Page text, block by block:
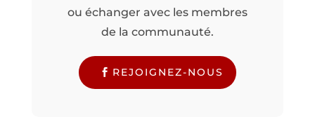
ou échanger avec les membres
de la communauté.
REJOIGNEZ-NOUS